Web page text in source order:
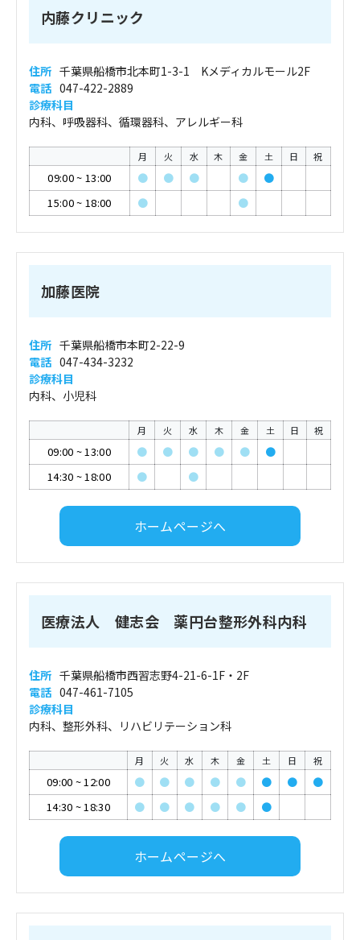
内藤クリニック
住所 千葉県船橋市北本町1-3-1 Kメディカルモール2F
電話 047-422-2889
診療科目
内科、呼吸器科、循環器科、アレルギー科
月 火 水 木 金 土 日 祝
09:00~ 13:00 ● ● ● ●
●
15:00~ 18:00 ● ●
加藤医院
住所 千葉県船橋市本町2-22-9
電話 047-434-3232
診療科目
内科、小児科
月 火 水 木 金 土 日 祝
09:00 ~13:00 ● ● ● ● ●
●
14:30 ~18:00 ● ●
ホームページへ
医療法人 健志会 薬円台整形外科内科
住所 千葉県船橋市西習志野4-21-6-1F・2F
電話 047-461-7105
診療科目
内科、整形外科、リハビリテーション科
月 火 水 木 金 土 日 祝
09:00 ~12:00 ● ● ● ● ● ● ●
●
14:30 ~18:30 ● ● ● ● ● ●
ホームページへ